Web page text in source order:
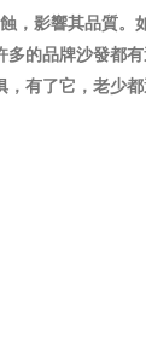
影響其品質
的品牌沙發都
有了它，老